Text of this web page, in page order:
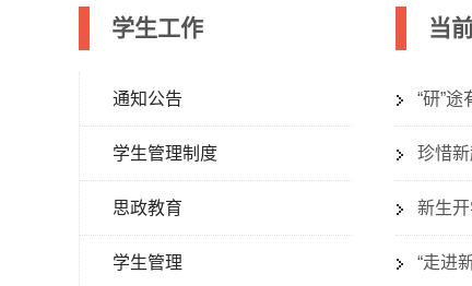
学生工作
通知公告
学生管理制度
思政教育
学生管理
当
“研”
珍惜
新生
“走进